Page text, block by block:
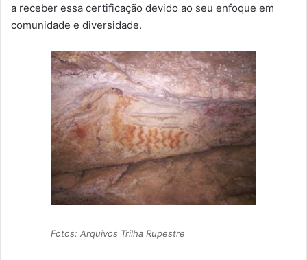
a receber essa certificação devido ao seu enfoque em
comunidade e diversidade.
Fotos: Arquivos Trilha Rupestre